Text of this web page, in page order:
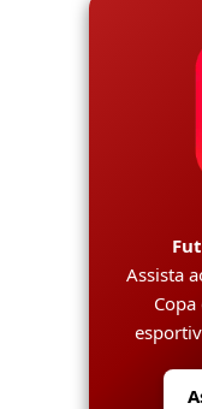
Assista